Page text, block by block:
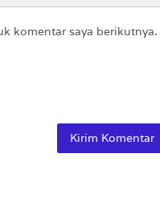
komentar saya berikutnya.